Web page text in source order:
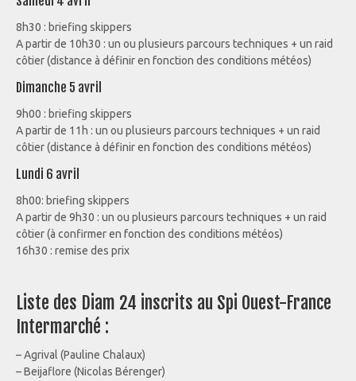
8h30 : briefing skippers
A partir de 10h30 : un ou plusieurs parcours techniques + un raid
côtier (distance à définir en fonction des conditions météos)
Dimanche 5 avril
9h00 : briefing skippers
A partir de 11h : un ou plusieurs parcours techniques + un raid
côtier (distance à définir en fonction des conditions météos)
Lundi 6 avril
8h00: briefing skippers
A partir de 9h30 : un ou plusieurs parcours techniques + un raid
côtier (à confirmer en fonction des conditions météos)
16h30 : remise des prix
Liste des Diam 24 inscrits au Spi Ouest-France
Intermarché :
– Agrival (Pauline Chalaux)
– Beijaflore (Nicolas Bérenger)